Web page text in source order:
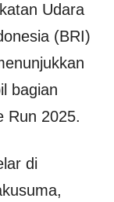
Udara
(BRI)
bagian
Run 2025.
di